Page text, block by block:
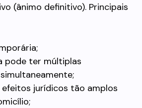
(ânimo definitivo). Principais
pode ter múltiplas
efeitos jurídicos tão amplos